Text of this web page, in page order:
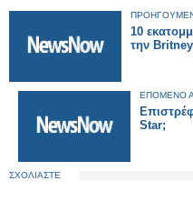
10
την
ΕΠΟΜΕΝΟ
Star;
ΣΧΟΛΙΑΣΤΕ